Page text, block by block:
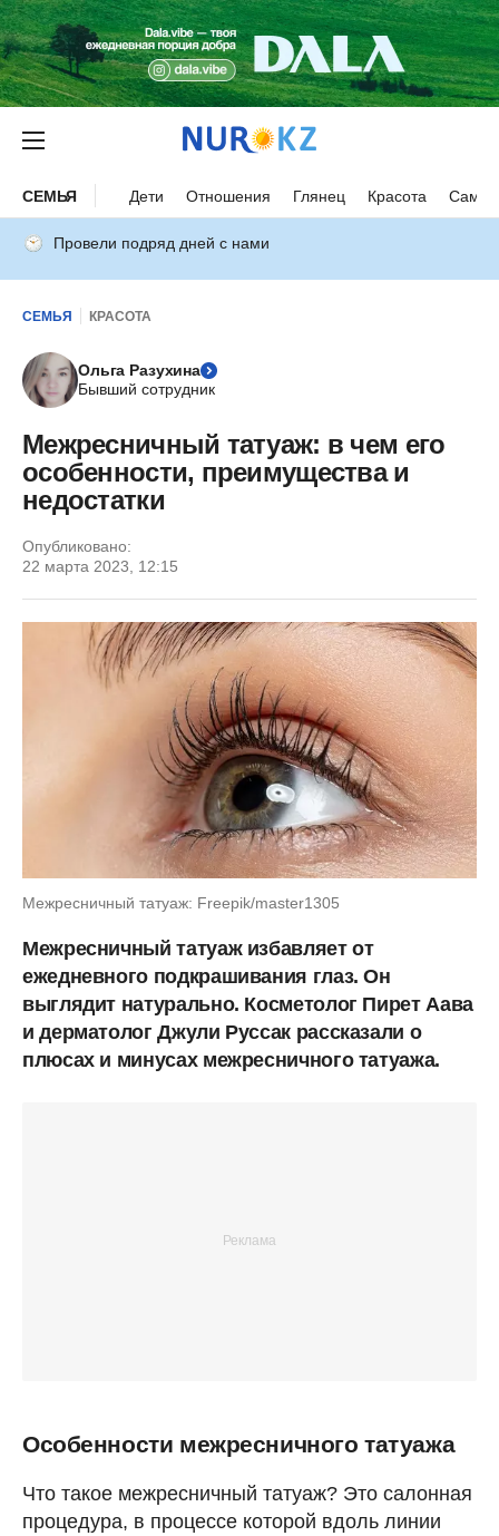
СЕМЬЯ Дети Отношения Глянец Красота
Провели подряд дней с нами
СЕМЬЯ КРАСОТА
Ольга Разухина
Бывший сотрудник
Межресничный татуаж: в чем его
особенности, преимущества и
недостатки
Опубликовано:
22 марта 2023, 12:15
Межресничный татуаж: Freepik/master1305
Межресничный татуаж избавляет от
ежедневного подкрашивания глаз. Он
выглядит натурально. Косметолог Пирет Аава
и дерматолог Джули Руссак рассказали о
плюсах и минусах межресничного татуажа.
Особенности межресничного татуажа
Что такое межресничный татуаж? Это салонная
процедура, в процессе которой вдоль линии